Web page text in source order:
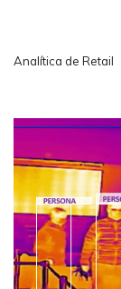
Analítica de Retail